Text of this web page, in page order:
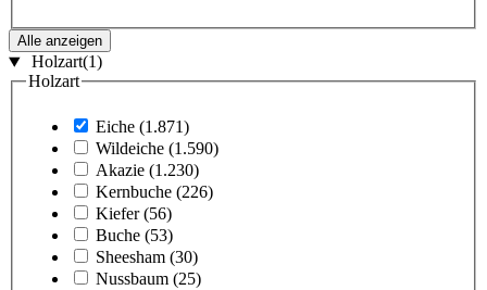
Alle anzeigen
Holzart(1)
Holzart
Eiche (1.871)
Wildeiche (1.590)
Akazie (1.230)
Kernbuche (226)
Kiefer (56)
Buche (53)
Sheesham (30)
Nussbaum (25)